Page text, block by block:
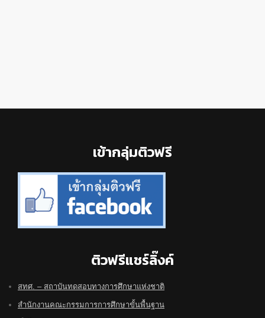
เข้ากลุ่มติวฟรี
ติวฟรีแชร์ลิ๊งค์
สทศ. – สถาบันทดสอบทางการศึกษาแห่งชาติ
สำนักงานคณะกรรมการการศึกษาขั้นพื้นฐาน